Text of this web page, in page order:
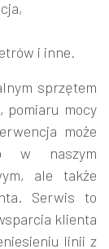
i inne.
sprzętem
pomiaru mocy
może
w naszym
ale także
Serwis to
klienta
linii z